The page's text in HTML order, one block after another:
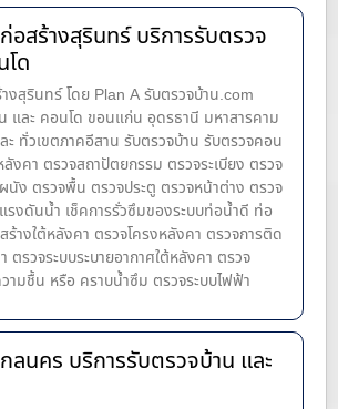
อสร้างสุรินทร์ บริการรับตรวจ
โด
งสุรินทร์ โดย Plan A รับตรวจบ้าน.com
และ คอนโด ขอนแก่น อุดรธานี มหาสารคาม
ทั่วเขตภาคอีสาน รับตรวจบ้าน รับตรวจคอน
งคา ตรวจสถาปัตยกรรม ตรวจระเบียง ตรวจ
นัง ตรวจพื้น ตรวจประตู ตรวจหน้าต่าง​ ตรวจ
รงดันน้ำ เช็คการรั่วซึมของระบบท่อน้ำ​ดี ท่อ
ร้างใต้หลังคา ตรวจโครงหลังคา ตรวจการติด
ตรวจระบบระบายอากาศใต้หลังคา ตรวจ
ามชื้น หรือ คราบน้ำซึม ตรวจระบบไฟฟ้า
ลนคร บริการรับตรวจบ้าน และ